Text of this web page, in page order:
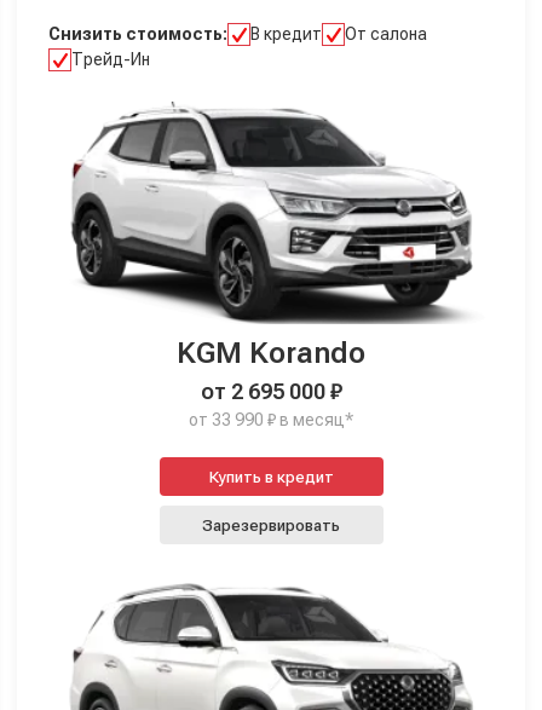
Снизить стоимость: В кредит
От салона
Трейд-Ин
KGM Korando
от 2 695 000 ₽
от 33 990 ₽ в месяц*
Купить в кредит
Зарезервировать